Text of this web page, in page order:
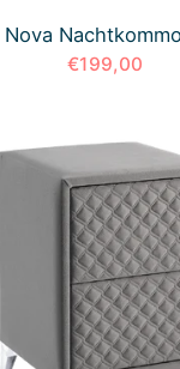
Nova
€199,00